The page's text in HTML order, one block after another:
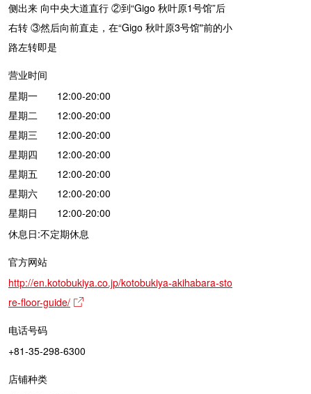
侧出来 向中央大道直行 ②到“Gigo 秋叶原1号馆”后
右转 ③然后向前直走，在“Gigo 秋叶原3号馆"前的小
路左转即是
营业时间
星期一 12:00-20:00
星期二 12:00-20:00
星期三 12:00-20:00
星期四 12:00-20:00
星期五 12:00-20:00
星期六 12:00-20:00
星期日 12:00-20:00
休息日:不定期休息
官方网站
http://en.kotobukiya.co.jp/kotobukiya-akihabara-sto
re-floor-guide/
电话号码
+81-35-298-6300
店铺种类